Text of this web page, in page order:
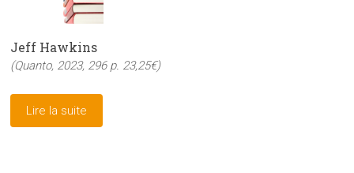
Jeff Hawkins
(Quanto, 2023, 296 p. 23,25€)
Lire la suite